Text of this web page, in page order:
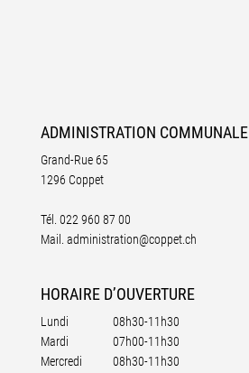
ADMINISTRATION COMMUNALE
Grand-Rue 65
1296 Coppet
Tél. 022 960 87 00
Mail. administration@coppet.ch
HORAIRE D’OUVERTURE
Lundi
08h30-11h30
Mardi
07h00-11h30
Mercredi
08h30-11h30